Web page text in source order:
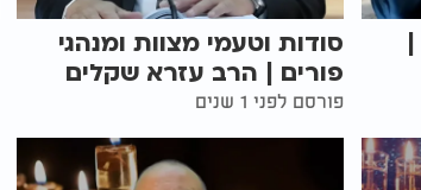
סודות וטעמי מצוות ומנהגי
פורים | הרב עזרא שקלים
פורסם לפני 1 שנים